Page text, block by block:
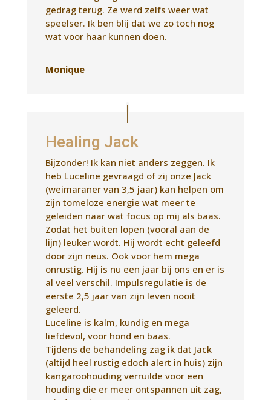
Healing Jack
Bijzonder! Ik kan niet anders zeggen. Ik
(weimaraner van 3,5 jaar) kan helpen om
Zodat het buiten lopen (vooral aan de
lijn) leuker wordt. Hij wordt echt geleefd
door zijn neus. Ook voor hem mega
onrustig. Hij is nu een jaar bij ons en er is
al veel verschil. Impulsregulatie is de
eerste 2,5 jaar van zijn leven nooit
geleerd.
Luceline is kalm, kundig en mega
liefdevol, voor hond en baas.
Tijdens de behandeling zag ik dat Jack
(altijd heel rustig edoch alert in huis) zijn
kangaroohouding verruilde voor een
houding die er meer ontspannen uit zag,
minder spierspanning.
Er waren veel subtiele verschillen in
spierspanning.
Buiten is er nog weinig echt verschil te
merken. Ik praat nu wel meer tegen hem
met de woorden die in de behandeling
naar boven kwamen.
Gelukkig zijn er nog twee behandelingen
die gaan komen. Hopelijk zet dan ook de